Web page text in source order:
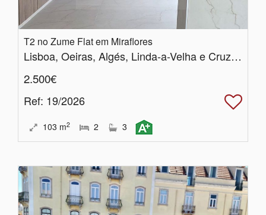
T2 no Zume Flat em Miraflores
Lisboa, Oeiras, Algés, Linda-a-Velha e Cruz Quebrada-Dafundo
2.500€
Ref: 19/2026
103 m2 2 3